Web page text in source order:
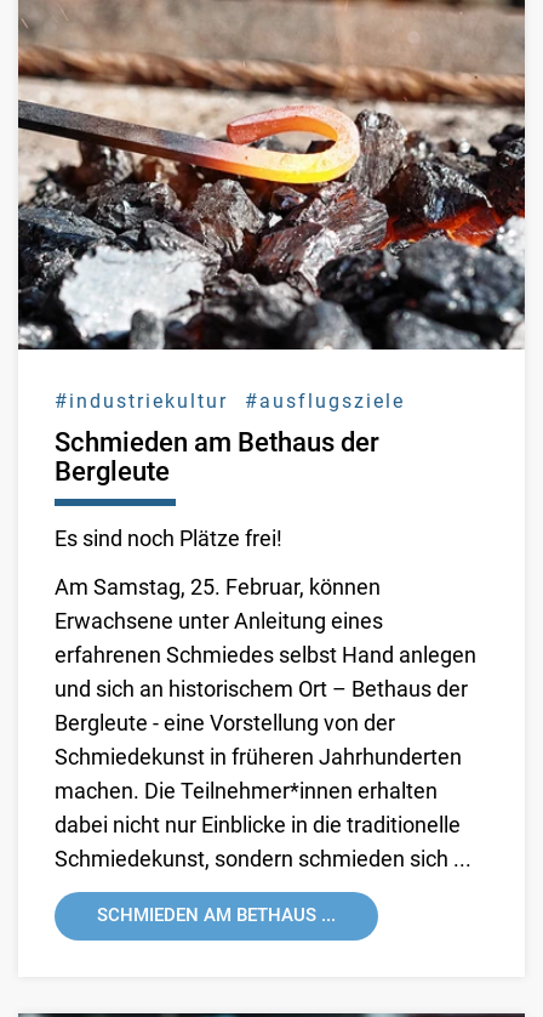
#industriekultur #ausflugsziele
Schmieden am Bethaus der
Bergleute
Es sind noch Plätze frei!
Am Samstag, 25. Februar, können
Erwachsene unter Anleitung eines
erfahrenen Schmiedes selbst Hand anlegen
und sich an historischem Ort – Bethaus der
Bergleute - eine Vorstellung von der
Schmiedekunst in früheren Jahrhunderten
machen. Die Teilnehmer*innen erhalten
dabei nicht nur Einblicke in die traditionelle
Schmiedekunst, sondern schmieden sich ...
SCHMIEDEN AM BETHAUS ...